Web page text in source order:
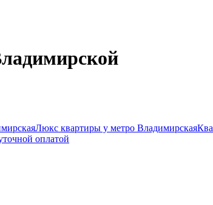
Люкс квартиры у метро Владимирская
оплатой